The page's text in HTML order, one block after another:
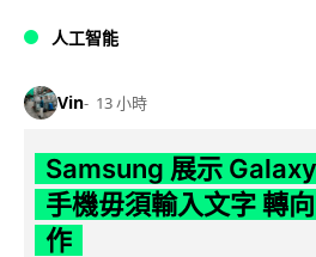
人工智能
Vin 13 小時
Samsung 展示
手機毋須輸入文字 轉
作